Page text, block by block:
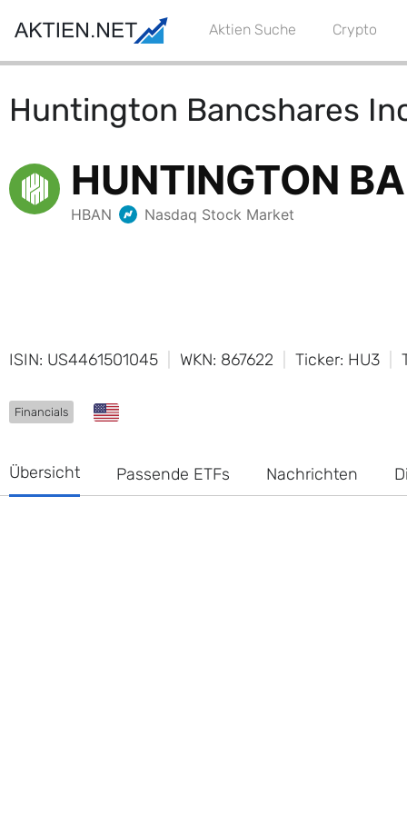
Aktien Suche Crypto
Huntington Bancshares
ISIN: US4461501045 WKN: 867622 Ticker: HU3
Financials
Übersicht Passende ETFs Nachrichten